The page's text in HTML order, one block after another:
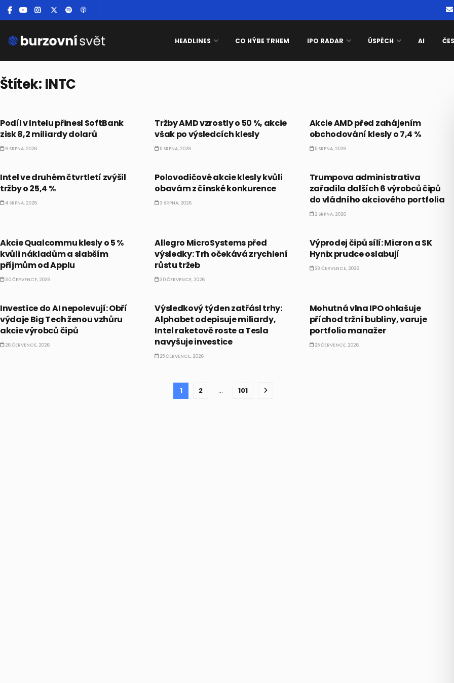
HEADLINES CO HÝBE TRHEM IPO RADAR ÚSPĚCH AI
Štítek: INTC
Podíl v Intelu přinesl SoftBank
zisk 8,2 miliardy dolarů
6 SRPNA, 2026
Tržby AMD vzrostly o 50 %, akcie
však po výsledcích klesly
5 SRPNA, 2026
Akcie AMD před zahájením
obchodování klesly o 7,4 %
5 SRPNA, 2026
Intel ve druhém čtvrtletí zvýšil
tržby o 25,4 %
4 SRPNA, 2026
Polovodičové akcie klesly kvůli
obavám z čínské konkurence
3 SRPNA, 2026
Trumpova administrativa
zařadila dalších 6 výrobců čipů
do vládního akciového portfolia
2 SRPNA, 2026
Akcie Qualcommu klesly o 5 %
kvůli nákladům a slabším
příjmům od Applu
30 ČERVENCE, 2026
Allegro MicroSystems před
výsledky: Trh očekává zrychlení
růstu tržeb
30 ČERVENCE, 2026
Výprodej čipů sílí: Micron a SK
Hynix prudce oslabují
28 ČERVENCE, 2026
Investice do AI nepolevují: Obří
výdaje Big Tech ženou vzhůru
akcie výrobců čipů
26 ČERVENCE, 2026
Výsledkový týden zatřásl trhy:
Alphabet odepisuje miliardy,
Intel raketově roste a Tesla
navyšuje investice
25 ČERVENCE, 2026
Mohutná vlna IPO ohlašuje
příchod tržní bubliny, varuje
portfolio manažer
25 ČERVENCE, 2026
1 2 … 101